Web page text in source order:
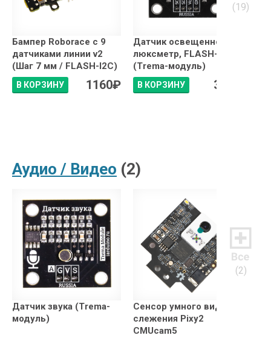
Бампер Roborace с 9
датчиками линии v2
(Шаг 7 мм / FLASH-I2C)
В КОРЗИНУ 1160₽
Датчик освещенности,
люксметр, FLASH-I2C
(Trema-модуль)
В КОРЗИНУ 340
(19)
Аудио / Видео (2)
Датчик звука (Trema-
модуль)
Сенсор умного видео
слежения Pixy2
CMUcam5
(2)